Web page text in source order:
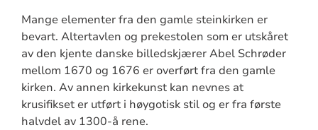
Mange elementer fra den gamle steinkirken er
bevart. Altertavlen og prekestolen som er utskåret
av den kjente danske billedskjærer Abel Schrøder
mellom 1670 og 1676 er overført fra den gamle
kirken. Av annen kirkekunst kan nevnes at
krusifikset er utført i høygotisk stil og er fra første
halvdel av 1300-å rene.